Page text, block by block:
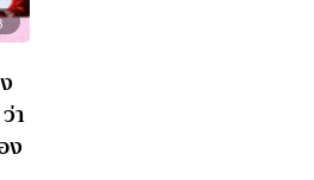
า
ง